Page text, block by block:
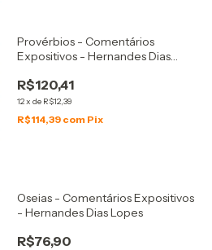
Provérbios - Comentários
Expositivos - Hernandes Dias
R$120,41
12x de R$12,39
R$114,39 com Pix
Oseias - Comentários Expositivos
- Hernandes Dias Lopes
R$76,90